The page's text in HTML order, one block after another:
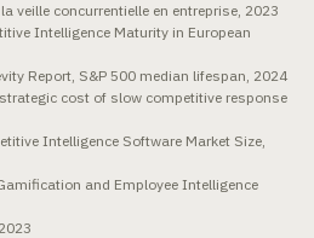
veille concurrentielle en entreprise, 2023
Intelligence Maturity in European
Report, S&P 500 median lifespan, 2024
cost of slow competitive response
Intelligence Software Market Size,
and Employee Intelligence